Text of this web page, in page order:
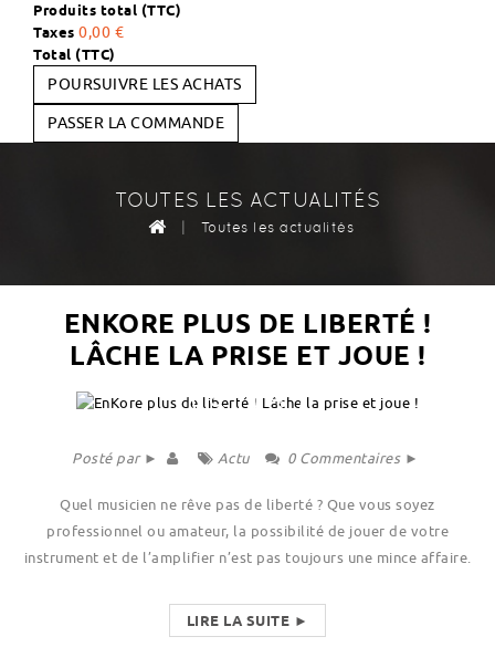
Produits total (TTC)
Taxes 0,00 €
Total (TTC)
POURSUIVRE LES ACHATS
PASSER LA COMMANDE
TOUTES LES ACTUALITÉS
| Toutes les actualités
ENKORE PLUS DE LIBERTÉ !
LÂCHE LA PRISE ET JOUE !
Posté par ► Actu 0 Commentaires ►
Quel musicien ne rêve pas de liberté ? Que vous soyez
professionnel ou amateur, la possibilité de jouer de votre
instrument et de l’amplifier n’est pas toujours une mince affaire.
LIRE LA SUITE ►